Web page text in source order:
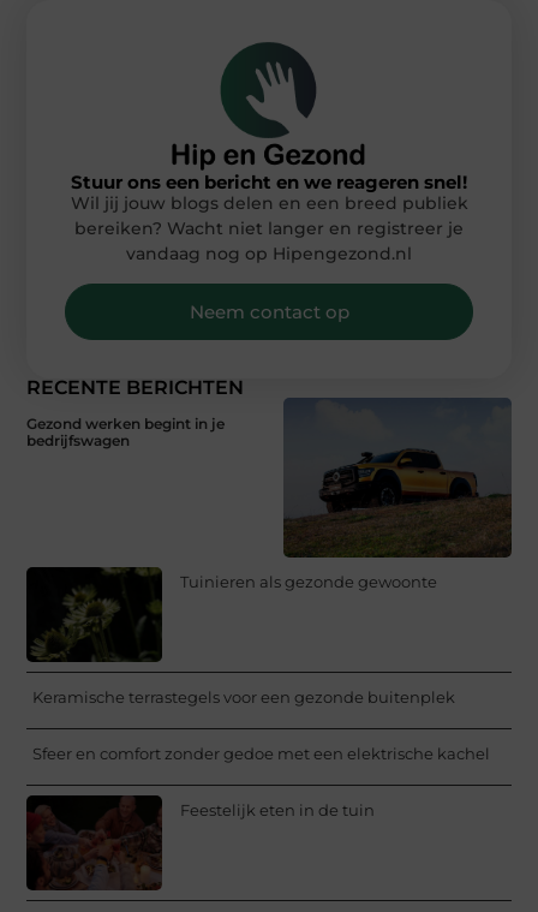
RECENTE BERICHTEN
Gezond werken begint in je
bedrijfswagen
Tuinieren als gezonde gewoonte
Keramische terrastegels voor een gezonde buitenplek
Sfeer en comfort zonder gedoe met een elektrische kachel
Feestelijk eten in de tuin
Stuur ons een bericht en we reageren snel!
Wil jij jouw blogs delen en een breed publiek
bereiken? Wacht niet langer en registreer je
vandaag nog op Hipengezond.nl
Neem contact op